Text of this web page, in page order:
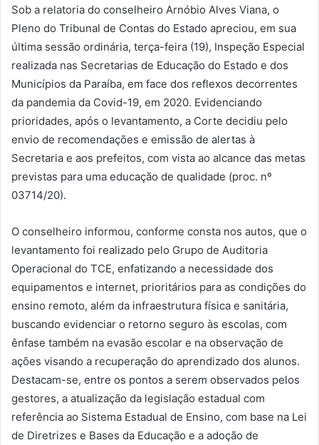
m
a
i
Sob a relatoria do conselheiro Arnóbio Alves Viana, o
Pleno do Tribunal de Contas do Estado apreciou, em sua
última sessão ordinária, terça-feira (19), Inspeção Especial
realizada nas Secretarias de Educação do Estado e dos
Municípios da Paraíba, em face dos reflexos decorrentes
da pandemia da Covid-19, em 2020. Evidenciando
prioridades, após o levantamento, a Corte decidiu pelo
envio de recomendações e emissão de alertas à
Secretaria e aos prefeitos, com vista ao alcance das metas
previstas para uma educação de qualidade (proc. nº
03714/20).
O conselheiro informou, conforme consta nos autos, que o
levantamento foi realizado pelo Grupo de Auditoria
Operacional do TCE, enfatizando a necessidade dos
equipamentos e internet, prioritários para as condições do
ensino remoto, além da infraestrutura física e sanitária,
buscando evidenciar o retorno seguro às escolas, com
ênfase também na evasão escolar e na observação de
ações visando a recuperação do aprendizado dos alunos.
Destacam-se, entre os pontos a serem observados pelos
gestores, a atualização da legislação estadual com
referência ao Sistema Estadual de Ensino, com base na Lei
de Diretrizes e Bases da Educação e a adoção de